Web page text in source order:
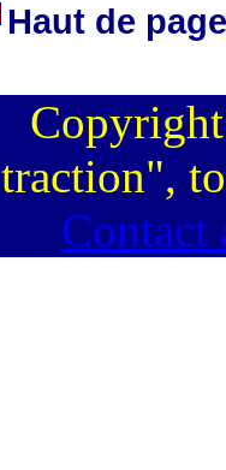
Haut de page
traction",
Contact